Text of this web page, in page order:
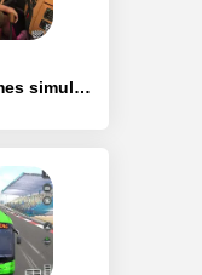
Oil truck games simulator 3D - [MOD Бесконечные деньги]